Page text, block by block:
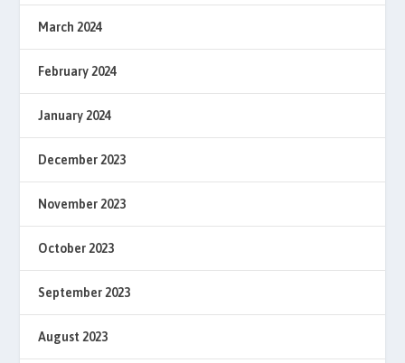
March 2024
February 2024
January 2024
December 2023
November 2023
October 2023
September 2023
August 2023